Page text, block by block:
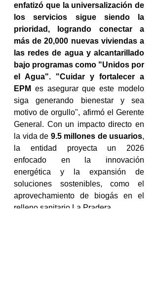
enfatizó que la universalización de
los servicios sigue siendo la
prioridad, logrando conectar a
más de 20,000 nuevas viviendas a
las redes de agua y alcantarillado
bajo programas como "Unidos por
el Agua". "Cuidar y fortalecer a
EPM es asegurar que este modelo
siga generando bienestar y sea
motivo de orgullo", afirmó el Gerente
General. Con un impacto directo en
la vida de 9.5 millones de usuarios,
la entidad proyecta un 2026
enfocado en la innovación
energética y la expansión de
soluciones sostenibles, como el
aprovechamiento de biogás en el
relleno sanitario La Pradera.